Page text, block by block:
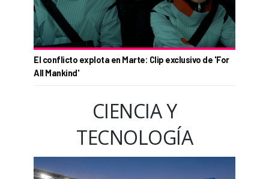
El conflicto explota en Marte: Clip exclusivo de 'For
All Mankind'
CIENCIA Y
TECNOLOGÍA